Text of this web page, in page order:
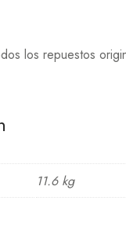
los repuestos
11.6 kg